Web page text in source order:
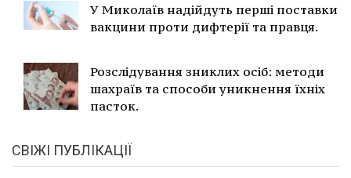
У Миколаїв надійдуть перші поставки
вакцини проти дифтерії та правця.
Розслідування зниклих осіб: методи
шахраїв та способи уникнення їхніх
пасток.
СВІЖІ ПУБЛІКАЦІЇ